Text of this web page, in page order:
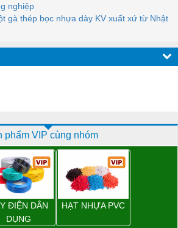
nghiệp
gà thép bọc nhựa dày KV xuất xứ từ Nhật
phẩm VIP cùng nhóm
ĐIỆN DÂN
DỤNG
HẠT NHỰA PVC